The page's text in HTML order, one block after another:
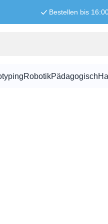
Bestellen bis
RobotikPädagogisch
für :MOVE mini MK2 – Kitronik